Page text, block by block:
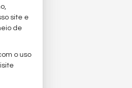
site e
de
o uso